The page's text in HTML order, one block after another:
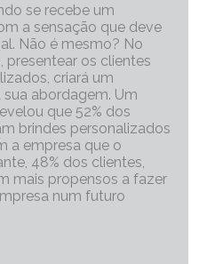
se recebe um
a sensação que deve
Não é mesmo? No
presentear os clientes
criará um
abordagem. Um
que 52% dos
brindes personalizados
a empresa que o
48% dos clientes,
mais propensos a fazer
num futuro